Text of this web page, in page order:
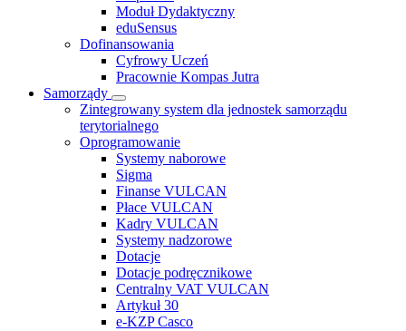
Moduł Dydaktyczny
eduSensus
Dofinansowania
Cyfrowy Uczeń
Pracownie Kompas Jutra
Samorządy
Zintegrowany system dla jednostek samorządu
terytorialnego
Oprogramowanie
Systemy naborowe
Sigma
Finanse VULCAN
Płace VULCAN
Kadry VULCAN
Systemy nadzorowe
Dotacje
Dotacje podręcznikowe
Centralny VAT VULCAN
Artykuł 30
e-KZP Casco